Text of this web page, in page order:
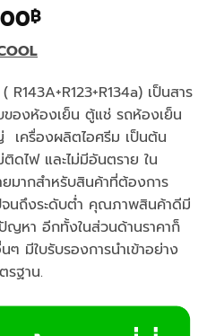
฿.
฿Current
3,490.00฿.เป็นสาร
ของห้องเย็น ตู้แช่ รถห้องเย็น
เครื่องผลิตไอศรีม เป็นต้น
ดไฟ และไม่มีอันตราย ใน
มากสำหรับสินค้าที่ต้องการ
นถึงระดับต่ำ คุณภาพสินค้าดีมี
ญหา อีกทั้งในส่วนด้านราคาก็
มีใบรับรองการนำเข้าอย่าง
รฐาน.